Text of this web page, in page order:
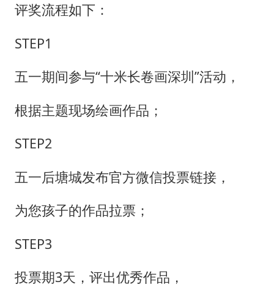
评奖流程如下：
STEP1
五一期间参与“十米长卷画深圳”活动，
根据主题现场绘画作品；
STEP2
五一后塘城发布官方微信投票链接，
为您孩子的作品拉票；
STEP3
投票期3天，评出优秀作品，